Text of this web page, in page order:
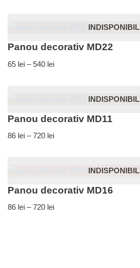
INDISPONIBIL
Panou decorativ MD22
65 lei – 540 lei
INDISPONIBIL
Panou decorativ MD11
86 lei – 720 lei
INDISPONIBIL
Panou decorativ MD16
86 lei – 720 lei